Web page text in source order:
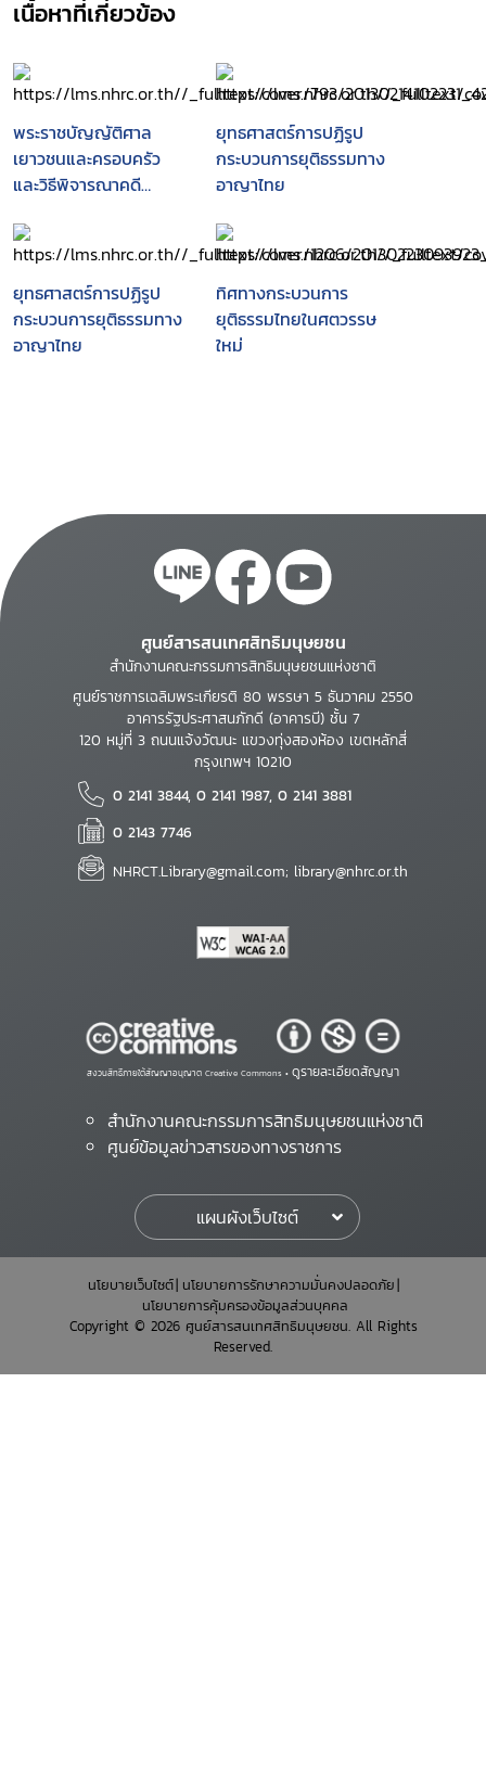
เนื้อหาที่เกี่ยวข้อง
พระราชบัญญัติศาล
เยาวชนและครอบครัว
และวิธีพิจารณาคดี
พ.ศ. 2553 พร้อมทั้งสรุป
สาระสำคัญ ประวัติ ความ
เป็นมา กระบวนการ และ
ขั้นตอนในการตราพระราช
บัญญัติดังกล่าวของ
ยุทธศาสตร์การปฏิรูป
กระบวนการยุติธรรมทาง
อาญาไทย
ยุทธศาสตร์การปฏิรูป
กระบวนการยุติธรรมทาง
อาญาไทย
ทิศทางกระบวนการ
ยุติธรรมไทยในศตวรรษ
ใหม่
ศูนย์สารสนเทศสิทธิมนุษยชน
สำนักงานคณะกรรมการสิทธิมนุษยชนแห่งชาติ
ศูนย์ราชการเฉลิมพระเกียรติ 80 พรรษา 5 ธันวาคม 2550
อาคารรัฐประศาสนภักดี (อาคารบี) ชั้น 7
120 หมู่ที่ 3 ถนนแจ้งวัฒนะ แขวงทุ่งสองห้อง เขตหลักสี่
กรุงเทพฯ 10210
0 2141 3844, 0 2141 1987, 0 2141 3881
0 2143 7746
NHRCT.Library@gmail.com; library@nhrc.or.th
สงวนสิทธิ์ภายใต้สัญญาอนุญาต Creative Commons • ดูรายละเอียดสัญญา
สำนักงานคณะกรรมการสิทธิมนุษยชนแห่งชาติ
ศูนย์ข้อมูลข่าวสารของทางราชการ
แผนผังเว็บไซต์
นโยบายเว็บไซต์ นโยบายการรักษาความมั่นคงปลอดภัย
นโยบายการคุ้มครองข้อมูลส่วนบุคคล
Copyright © 2026 ศูนย์สารสนเทศสิทธิมนุษยชน. All Rights
Reserved.